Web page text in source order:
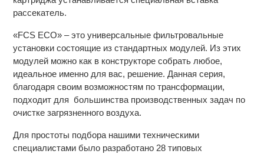
рассекатель.
«FCS ECO» – это универсальные фильтровальные
установки состоящие из стандартных модулей. Из этих
модулей можно как в конструкторе собрать любое,
идеальное именно для вас, решение. Данная серия,
благодаря своим возможностям по трансформации,
подходит для большинства производственных задач по
очистке загрязненного воздуха.
Для простоты подбора нашими техническими
специалистами было разработано 28 типовых